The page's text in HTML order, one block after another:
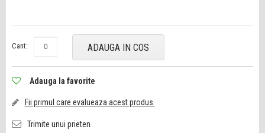
Cant: ADAUGA IN COS
Adauga la favorite
Fii primul care evalueaza acest produs.
Trimite unui prieten